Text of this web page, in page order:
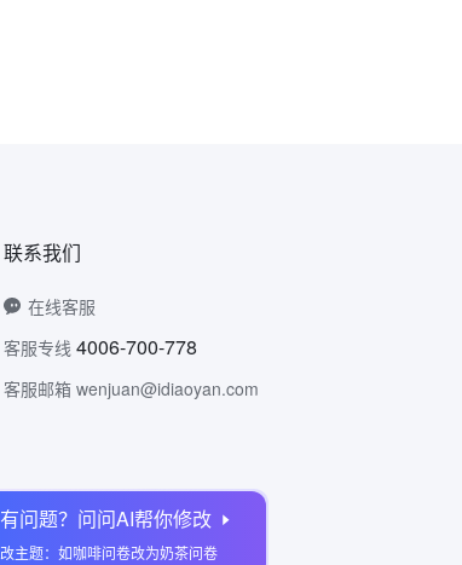
有问题？问问AI帮你修改
改主题：如咖啡问卷改为奶茶问卷
联系我们
在线客服
客服专线 4006-700-778
客服邮箱 wenjuan@idiaoyan.com
问卷网公众号